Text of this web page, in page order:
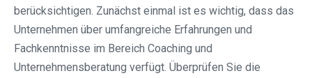
berücksichtigen. Zunächst einmal ist es wichtig, dass das
Unternehmen über umfangreiche Erfahrungen und
Fachkenntnisse im Bereich Coaching und
Unternehmensberatung verfügt. Überprüfen Sie die